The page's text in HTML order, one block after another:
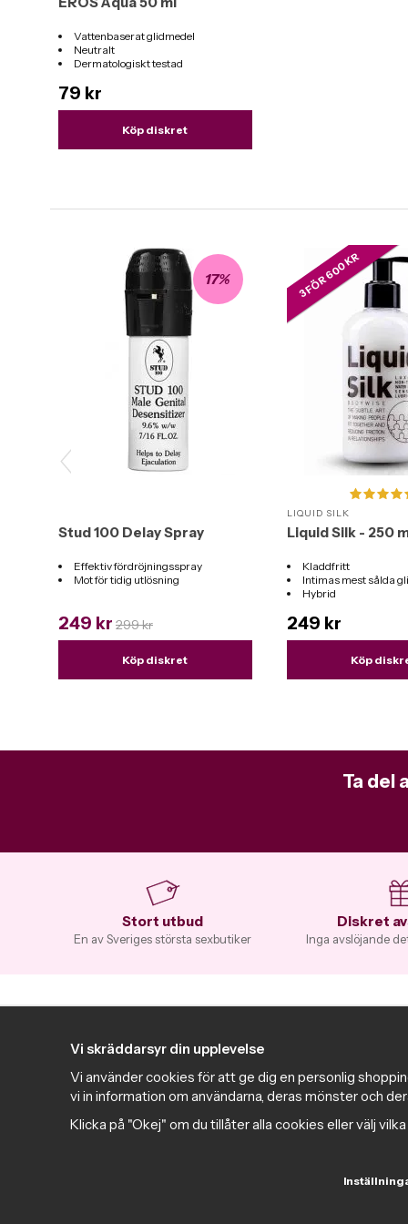
Vattenbaserat glidmedel
Neutralt
Dermatologiskt testad
79 kr
Köp diskret
17%
Stud 100 Delay Spray
Effektiv fördröjningsspray
Mot för tidig utlösning
249 kr 299 kr
Köp diskret
3 FÖR 600 KR
LIQUID SILK
Liquid Silk - 250
Kladdfritt
Intimas mest sålda
Hybrid
249 kr
Köp
Ta del
Stort utbud
En av Sveriges största sexbutiker
Diskret
Inga avslöjande
Vår personal i butiken i Norrköping hjälper dig
gärna med dina frågor!
info@intima.se
Telefon: 011 - 10 28 40
Vi skräddarsyr din upplevelse
Vi använder cookies för att ge dig en personlig
vi in information om användarna, deras mönster och
Klicka på "Okej" om du tillåter alla cookies eller välj